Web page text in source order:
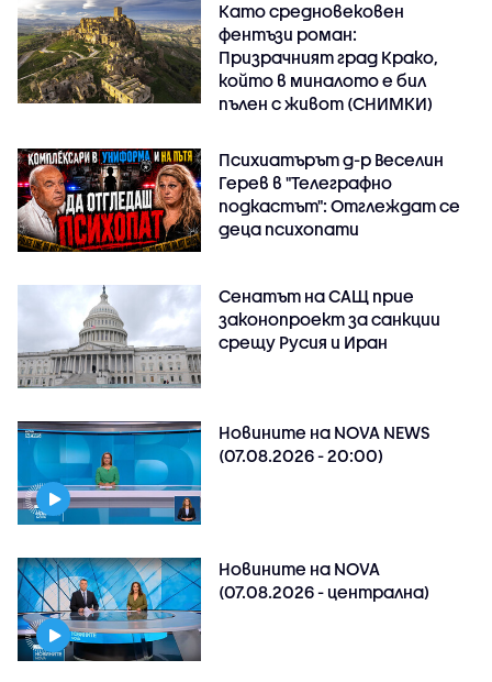
Като средновековен
фентъзи роман:
Призрачният град Крако,
който в миналото е бил
пълен с живот (СНИМКИ)
Психиатърът д-р Веселин
Герев в "Телеграфно
подкастът": Отглеждат се
деца психопати
Сенатът на САЩ прие
законопроект за санкции
срещу Русия и Иран
Новините на NOVA NEWS
(07.08.2026 - 20:00)
Новините на NOVA
(07.08.2026 - централна)